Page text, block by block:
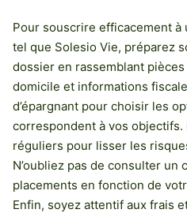
Pour souscrire efficacement à
tel que Solesio Vie, préparez
dossier en rassemblant
domicile et informations
d’épargnant pour choisir les
correspondent à vos
réguliers pour lisser les
N’oubliez pas de consulter
placements en fonction de
Enfin, soyez attentif aux frais